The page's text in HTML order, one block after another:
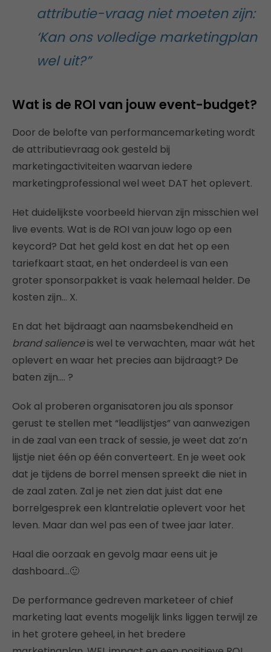
attributie-vraag niet moeten zijn:
‘Kan ons volledige marketingplan
wel uit?”
Wat is de ROI van jouw event-budget?
Door de belofte van performancemarketing wordt
de attributievraag ook gesteld bij
marketingactiviteiten waarvan iedere
marketingprofessional wel weet DAT het oplevert.
Het duidelijkste voorbeeld hiervan zijn misschien wel
live events. Wat is de ROI van jouw logo op een
keycord? Dat het geld kost en dat het op een
tariefkaart staat, en het onderdeel is van een
groter sponsorpakket is vaak helemaal helder. De
kosten zijn… X.
En dat het bijdraagt aan naamsbekendheid en
brand salienceis wel te verwachten, maar wát het
oplevert en waar het precies aan bijdraagt? De
baten zijn…. ?
Ook al proberen organisatoren jou als sponsor
gerust te stellen met “leadlijstjes” van aanwezigen
in de zaal van een track of sessie, je weet dat zo’n
lijstje niet één op één converteert. En je weet ook
dat je tijdens de borrel mensen spreekt die niet in
de zaal zaten. Zal je net zien dat juist dat ene
borrelgesprek een klantrelatie oplevert voor het
leven. Maar dan wel pas een of twee jaar later.
Haal die oorzaak en gevolg maar eens uit je
dashboard…🙂
De performance gedreven marketeer of chief
marketing laat events mogelijk links liggen terwijl ze
in het grotere geheel, in het bredere